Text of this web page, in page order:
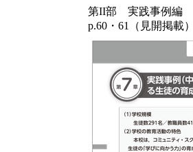
第II部 実践事例編
p.60・61（見開掲載）